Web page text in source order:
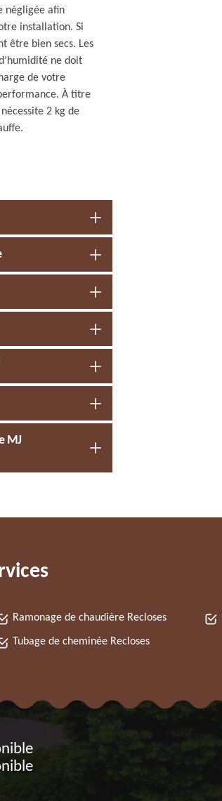
négligée afin
installation. Si
être bien secs. Les
ne doit
de votre
À titre
2 kg de
MJ
Ramonage de chaudière Recloses
Tubage de cheminée Recloses